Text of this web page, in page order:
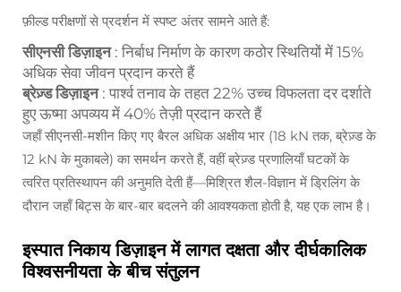
फ़ील्ड परीक्षणों से प्रदर्शन में स्पष्ट अंतर सामने आते हैं:
सीएनसी डिज़ाइन : निर्बाध निर्माण के कारण कठोर स्थितियों में 15%
अधिक सेवा जीवन प्रदान करते हैं
ब्रेज़्ड डिज़ाइन : पार्श्व तनाव के तहत 22% उच्च विफलता दर दर्शाते
हुए ऊष्मा अपव्यय में 40% तेज़ी प्रदान करते हैं
जहाँ सीएनसी-मशीन किए गए बैरल अधिक अक्षीय भार (18 kN तक, ब्रेज़्ड के
12 kN के मुकाबले) का समर्थन करते हैं, वहीं ब्रेज़्ड प्रणालियाँ घटकों के
त्वरित प्रतिस्थापन की अनुमति देती हैं—मिश्रित शैल-विज्ञान में ड्रिलिंग के
दौरान जहाँ बिट्स के बार-बार बदलने की आवश्यकता होती है, यह एक लाभ है।
इस्पात निकाय डिज़ाइन में लागत दक्षता और दीर्घकालिक
विश्वसनीयता के बीच संतुलन